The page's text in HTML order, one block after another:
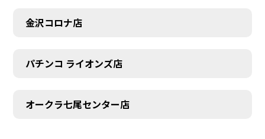
金沢コロナ店
パチンコ ライオンズ店
オークラ七尾センター店